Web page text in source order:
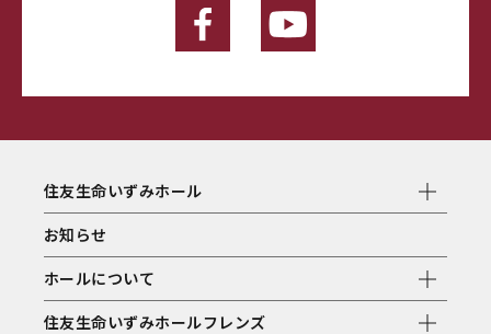
住友生命いずみホール
お知らせ
ホールについて
住友生命いずみホールフレンズ